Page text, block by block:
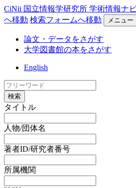
CiNii 国立情報学研究所 学術情報ナ
へ移動 検索フォームへ移動 メニュー
論文・データをさがす
大学図書館の本をさがす
English
検索
タイトル
人物/団体名
著者ID/研究者番号
所属機関